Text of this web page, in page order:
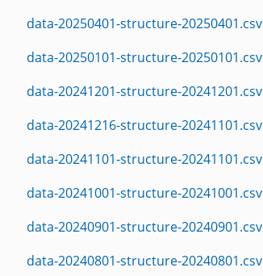
data-20250401-structure-20250401.csv
data-20250101-structure-20250101.csv
data-20241201-structure-20241201.csv
data-20241216-structure-20241101.csv
data-20241101-structure-20241101.csv
data-20241001-structure-20241001.csv
data-20240901-structure-20240901.csv
data-20240801-structure-20240801.csv